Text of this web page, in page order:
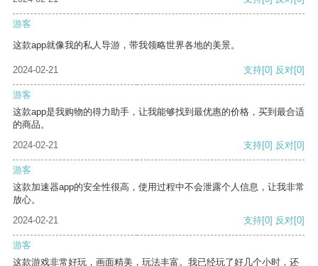
游客
这款app就像我的私人导游，带我领略世界各地的美景。
2024-02-21 支持[0] 反对[0]
游客
这款app是我购物的得力助手，让我能够找到最优惠的价格，买到最合适
的商品。
2024-02-21
支持[0] 反对[0]
游客
这款加速器app的安全性很高，使用过程中不会泄露个人信息，让我非常
放心。
2024-02-21
支持[0] 反对[0]
游客
这款游戏非常好玩，画面精美，玩法丰富。我已经玩了好几个小时，还